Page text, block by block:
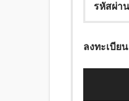
ลงทะเบียน